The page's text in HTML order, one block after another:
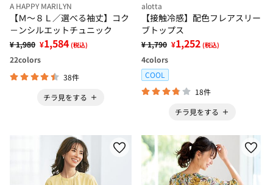
A HAPPY MARILYN
【Ｍ～８Ｌ／選べる袖丈】コク
－ンシルエットチュニック
¥ 1,980 ¥1,584 (税込)
22colors
38件
チラ見をする
alotta
【接触冷感】配色フレアスリー
ブトップス
¥ 1,790 ¥1,252 (税込)
4colors
COOL
18件
チラ見をする